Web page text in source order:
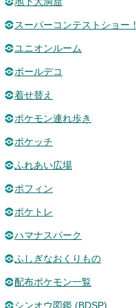
スーパーコンテストショー！
ユニオンルーム
ボールデコ
着せ替え
ポケモン連れ歩き
ポケッチ
ふれあい広場
ポフィン
ポケトレ
ハマナスパーク
ふしぎなおくりもの
配布ポケモン一覧
シンオウ図鑑 (BDSP)